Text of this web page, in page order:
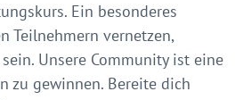
Ein besonderes
Teilnehmern vernetzen,
Unsere Community ist eine
zu gewinnen. Bereite dich